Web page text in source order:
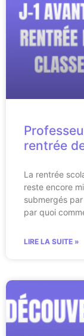
rentrée
La rentrée
reste encore
submergés
par quoi
LIRE LA SUITE »